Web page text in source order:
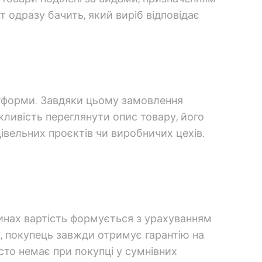
бачить, який виріб відповідає
Завдяки цьому замовлення
переглянути опис товару, його
проєктів чи виробничих цехів.
вартість формується з урахуванням
покупець завжди отримує гарантію на
немає при покупці у сумнівних